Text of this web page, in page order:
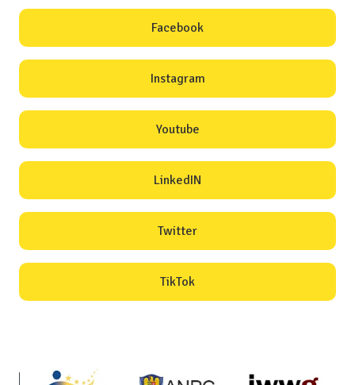
Facebook
Instagram
Youtube
LinkedIN
Twitter
TikTok